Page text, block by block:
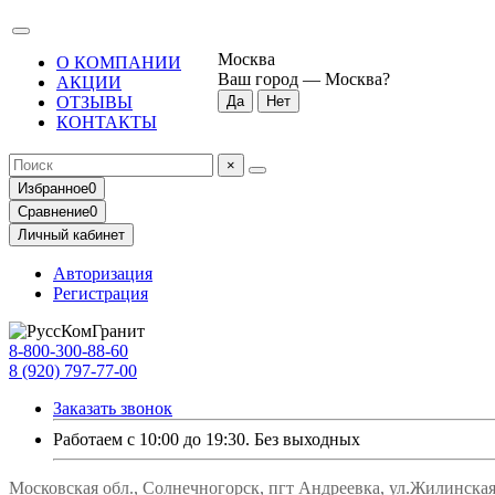
О КОМПАНИИ
АКЦИИ
ОТЗЫВЫ
КОНТАКТЫ
Москва
Ваш город — Москва?
×
Избранное0
Сравнение0
Личный кабинет
Авторизация
Регистрация
8-800-300-88-60
8 (920) 797-77-00
Заказать звонок
Работаем с 10:00 до 19:30. Без выходных
Московская обл., Солнечногорск, пгт Андреевка,